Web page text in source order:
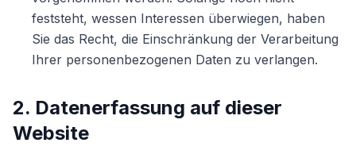
feststeht, wessen Interessen überwiegen, haben
Sie das Recht, die Einschränkung der Verarbeitung
Ihrer personenbezogenen Daten zu verlangen.
2. Datenerfassung auf dieser
Website